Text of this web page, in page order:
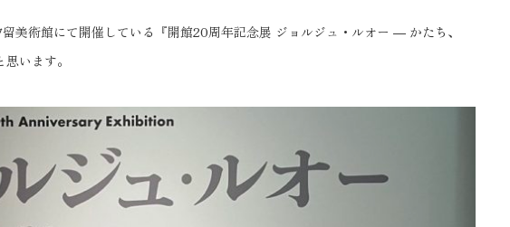
美術館にて開催している『開館20周年記念展 ジョルジュ・ルオー ― かたち、
います。